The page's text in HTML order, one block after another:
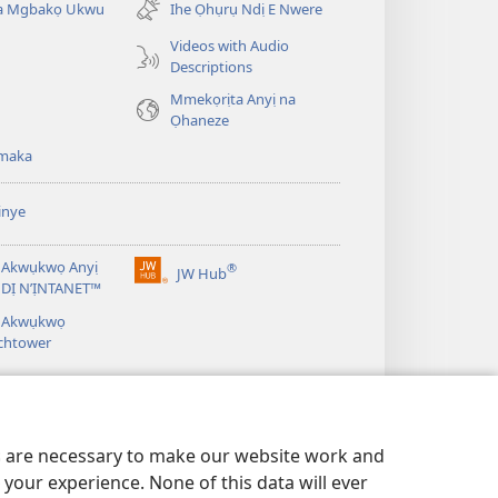
necessary to make our website work and
experience. None of this data will ever
gị
ọzọ
ga-
anọ
Mgbakọ Ukwu
Ihe Ọhụrụ Ndị E Nwere
Videos with Audio
Descriptions
Mmekọrịta Anyị na
Ọhaneze
Anyị
N’ỊNTANET™
JW Hub®
(ga-
gụọ
ya)